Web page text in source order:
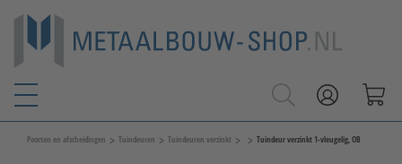
Poorten en afscheidingen > Tuindeuren > Tuindeuren verzinkt > > Tuindeur verzinkt 1-vleugelig, OB